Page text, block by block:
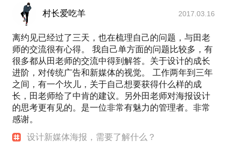
村长爱吃羊 2017.03.16
离约见已经过了三天，也在梳理自己的问题，与田老
师的交流很有心得。 我自己单方面的问题比较多，有
很多都从田老师的交流中得到解答。关于设计的成长
进阶，对传统广告和新媒体的视觉。 工作两年到三年
之间，有一个坎儿，关于自己想要获得什么样的成
长，田老师给了中肯的建议。另外田老师对海报设计
的思考更有见的。是一位非常有魅力的管理者。非常
感谢。
设计新媒体海报，需要了解什么？